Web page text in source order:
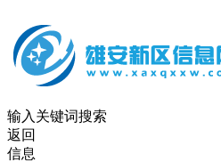
输入关键词搜索
返回
信息